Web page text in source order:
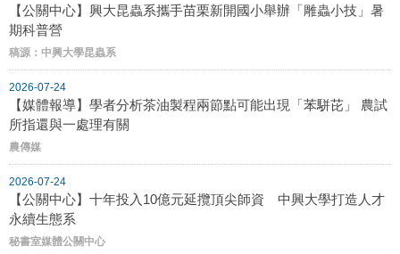
【公關中心】興大昆蟲系攜手苗栗新開國小舉辦「雕蟲小技」暑
期科普營
稿源：中興大學昆蟲系
2026-07-24
【媒體報導】學者分析茶油製程兩節點可能出現「苯駢芘」 農試
所指還與一處理有關
農傳媒
2026-07-24
【公關中心】十年投入10億元延攬頂尖師資 中興大學打造人才
永續生態系
秘書室媒體公關中心